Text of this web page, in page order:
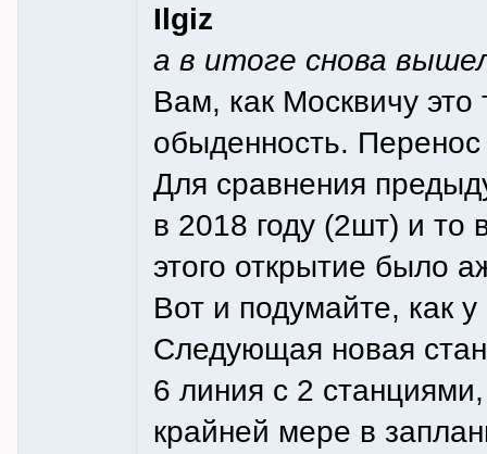
Ilgiz
а в итоге снова
Вам, как Москвичу это
обыденность.
Для сравнения
в 2018 году (2шт) и
этого открытие было
Вот и подумайте, как у
Следующая новая
6 линия с 2
крайней мере в